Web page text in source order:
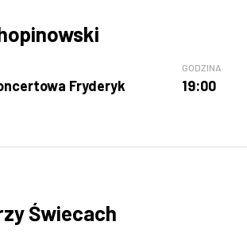
Fryderyk
GODZINA
19:00
Świecach